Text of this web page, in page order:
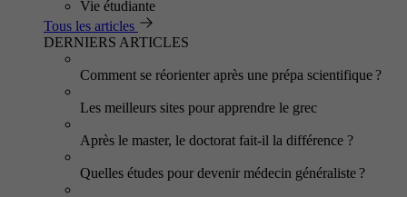
Vie étudiante
Tous les articles
DERNIERS ARTICLES
Comment se réorienter après une prépa scientifique ?
Les meilleurs sites pour apprendre le grec
Après le master, le doctorat fait-il la différence ?
Quelles études pour devenir médecin généraliste ?